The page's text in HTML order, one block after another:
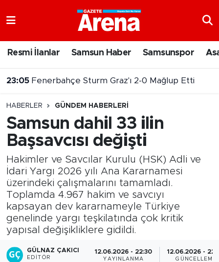
Resmi İlanlar Samsun Haber Samsunspor
23:05 Fenerbahçe Sturm Graz'ı 2-0 Mağlup Etti
HABERLER GÜNDEM HABERLERI
Samsun dahil 33 ilin
Başsavcısı değişti
Hakimler ve Savcılar Kurulu (HSK) Adli ve
İdari Yargı 2026 yılı Ana Kararnamesi
üzerindeki çalışmalarını tamamladı.
Toplamda 4.967 hakim ve savcıyı
kapsayan dev kararnameyle Türkiye
genelinde yargı teşkilatında çok kritik
yapısal değişikliklere gidildi.
GÜLNAZ ÇAKICI
EDITÖR
12.06.2026 - 22:30
YAYINLANMA
12.06.2026 -
GÜNCELLEME
Samsun Namaz Vakitleri
Süper Lig Puan Durumu ve Fikstür
Tüm Manşetler
Son Dakika Haberleri
Haber Arşivi